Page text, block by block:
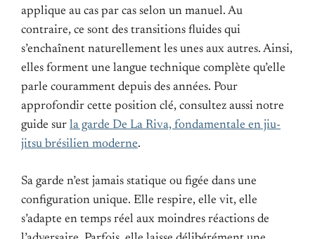
applique au cas par cas selon un manuel. Au
contraire, ce sont des transitions fluides qui
s’enchaînent naturellement les unes aux autres. Ainsi,
elles forment une langue technique complète qu’elle
parle couramment depuis des années. Pour
approfondir cette position clé, consultez aussi notre
guide sur la garde De La Riva, fondamentale en jiu-
jitsu brésilien moderne.
Sa garde n’est jamais statique ou figée dans une
configuration unique. Elle respire, elle vit, elle
s’adapte en temps réel aux moindres réactions de